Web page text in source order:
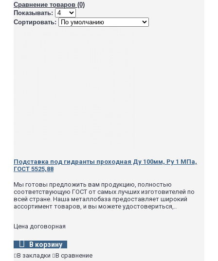
Сравнение товаров (0)
Показывать:
Сортировать:
Подставка под гидранты проходная Ду 100мм, Ру 1 МПа,
ГОСТ 5525,88
Мы готовы предложить вам продукцию, полностью
соответствующую ГОСТ от самых лучших изготовителей по
всей стране. Наша металлобаза предоставляет широкий
ассортимент товаров, и вы можете удостовериться,..
Цена договорная
В корзину
В закладки В сравнение